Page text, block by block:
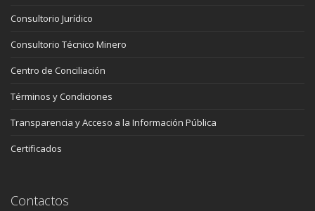
Consultorio Jurídico
Consultorio Técnico Minero
Centro de Conciliación
Términos y Condiciones
Transparencia y Acceso a la Información Pública
Certificados
Contactos